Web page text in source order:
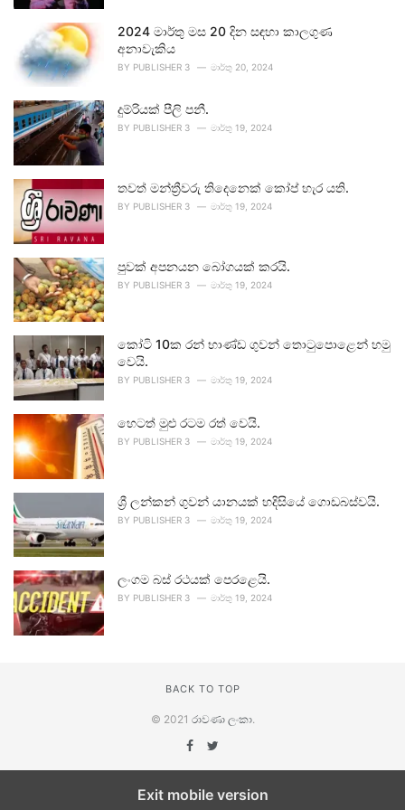
2024 මාර්තු මස 20 දින සඳහා කාලගුණ
අනාවැකිය
BY PUBLISHER 3 මාර්තු 20, 2024
දුම්රියක් පීලි පනී.
BY PUBLISHER 3 මාර්තු 19, 2024
තවත් මන්ත්‍රීවරු තිදෙනෙක් කෝප් හැර යති.
BY PUBLISHER 3 මාර්තු 19, 2024
පුවක් අපනයන බෝගයක් කරයි.
BY PUBLISHER 3 මාර්තු 19, 2024
කෝටි 10ක රන් භාණ්ඩ ගුවන් තොටුපොළෙන් හමු
වෙයි.
BY PUBLISHER 3 මාර්තු 19, 2024
හෙටත් මුළු රටම රත් වෙයි.
BY PUBLISHER 3 මාර්තු 19, 2024
ශ්‍රී ලන්කන් ගුවන් යානයක් හදිසියේ ගොඩබස්වයි.
BY PUBLISHER 3 මාර්තු 19, 2024
ලංගම බස් රථයක් පෙරළෙයි.
BY PUBLISHER 3 මාර්තු 19, 2024
BACK TO TOP
© 2021 රාවණා ලංකා.
Exit mobile version